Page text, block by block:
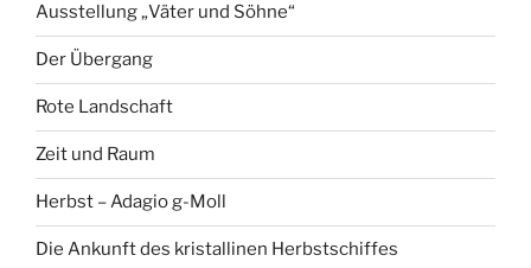
Ausstellung „Väter und Söhne“
Der Übergang
Rote Landschaft
Zeit und Raum
Herbst – Adagio g-Moll
Die Ankunft des kristallinen Herbstschiffes